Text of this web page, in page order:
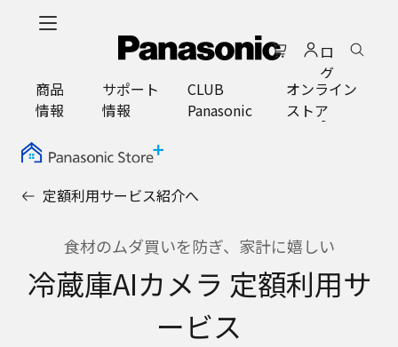
ロ
グ
イ
ン
商品
情報
サポート
情報
CLUB
Panasonic
オンライン
ストア
定額利用サービス紹介へ
食材のムダ買いを防ぎ、家計に嬉しい
冷蔵庫AIカメラ 定額利用サ
ービス